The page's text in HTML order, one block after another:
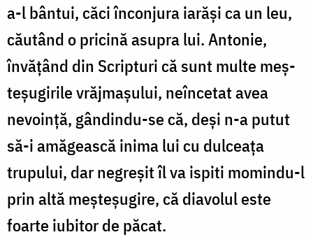
a-l bântui, căci în­conjura iarăși ca un leu,
căutând o pricină asu­pra lui. An­tonie,
învățând din Scrip­turi că sunt multe meș­
teșugirile vrăj­ma­șului, neîn­­cetat avea
nevoință, gân­din­du-se că, deși n-a putut
să-i amă­gească inima lui cu dul­ceața
trupului, dar ne­greșit îl va ispiti momindu-l
prin altă meșteșugire, că diavolul este
foarte iubitor de păcat.